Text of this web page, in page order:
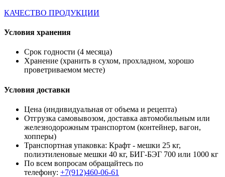
КАЧЕСТВО ПРОДУКЦИИ
Условия хранения
Срок годности (4 месяца)
Хранение (хранить в сухом, прохладном, хорошо
проветриваемом месте)
Условия доставки
Цена (индивидуальная от объема и рецепта)
Отгрузка самовывозом, доставка автомобильным или
железнодорожным транспортом (контейнер, вагон,
хопперы)
Транспортная упаковка: Крафт - мешки 25 кг,
полиэтиленовые мешки 40 кг, БИГ-БЭГ 700 или 1000 кг
По всем вопросам обращайтесь по
телефону: +7(912)460-06-61